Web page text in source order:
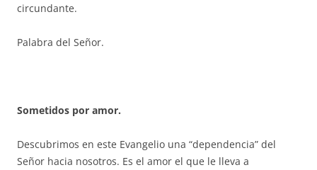
circundante.
Palabra del Señor.
Sometidos por amor.
Descubrimos en este Evangelio una “dependencia” del
Señor hacia nosotros. Es el amor el que le lleva a